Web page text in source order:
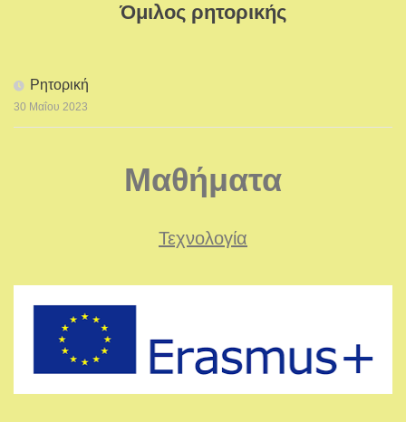
Όμιλος ρητορικής
Ρητορική
30 Μαΐου 2023
Μαθήματα
Τεχνολογία